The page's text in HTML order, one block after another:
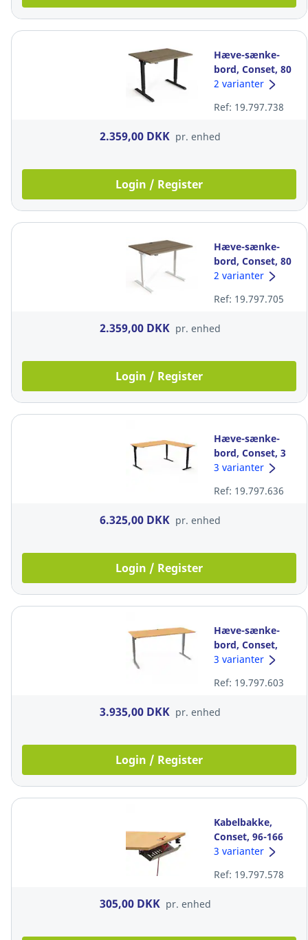
Hæve-sænke-
bord, Conset, 80
x 100 cm,
2 varianter
Ref: 19.797.738
2.359,00 DKK pr. enhed
Login / Register
Hæve-sænke-
bord, Conset, 80
x 100 cm,
2 varianter
Ref: 19.797.705
2.359,00 DKK pr. enhed
Login / Register
Hæve-sænke-
bord, Conset, 3
ben, 80 x 180 cm,
3 varianter
Ref: 19.797.636
6.325,00 DKK pr. enhed
Login / Register
Hæve-sænke-
bord, Conset,
bærer 100 kg, 80
bøg/sølv
3 varianter
Ref: 19.797.603
3.935,00 DKK pr. enhed
Login / Register
Kabelbakke,
Conset, 96-166
cm, sort
3 varianter
Ref: 19.797.578
305,00 DKK pr. enhed